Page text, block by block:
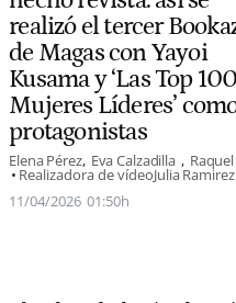
realizó el tercer
de Magas con Yayoi
Kusama y ‘Las Top 100
Mujeres Líderes’
protagonistas
Elena Pérez Eva Calzadilla Raquel
Realizadora de vídeoJulia Ramirez
11/04/2026 01:50h